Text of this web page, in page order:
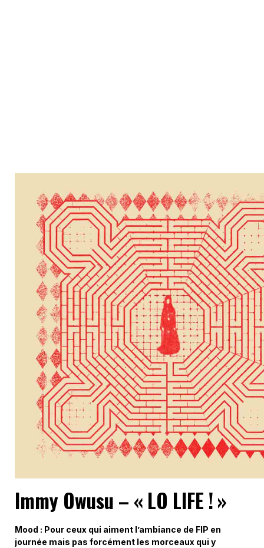
Immy Owusu – « LO LIFE ! »
Mood : Pour ceux qui aiment l’ambiance de FIP en
journée mais pas forcément les morceaux qui y